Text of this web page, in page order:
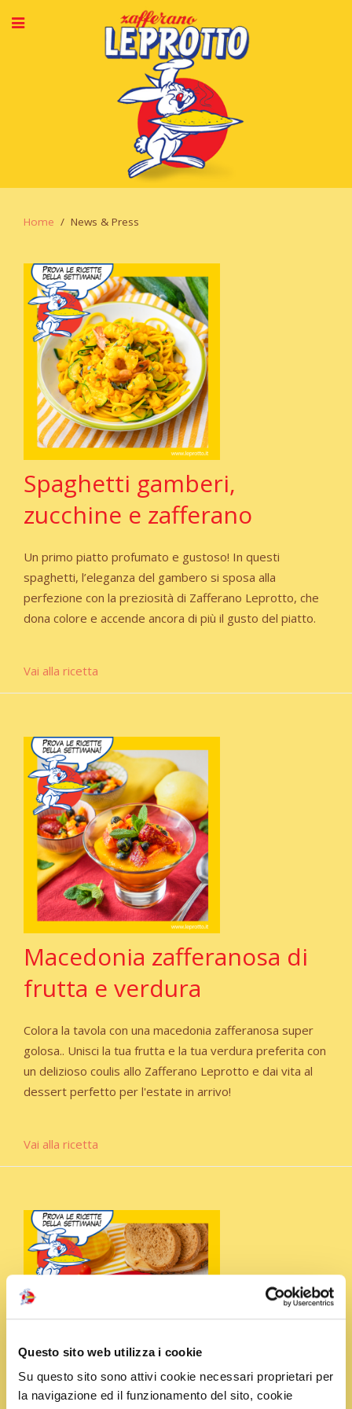
Questo sito web utilizza i cookie
Su questo sito sono attivi cookie necessari proprietari per
la navigazione ed il funzionamento del sito, cookie
Home News & Press
Spaghetti gamberi,
zucchine e zafferano
Un primo piatto profumato e gustoso! In questi
spaghetti, l’eleganza del gambero si sposa alla
perfezione con la preziosità di Zafferano Leprotto, che
dona colore e accende ancora di più il gusto del piatto.
Vai alla ricetta
Macedonia zafferanosa di
frutta e verdura
Colora la tavola con una macedonia zafferanosa super
golosa.. Unisci la tua frutta e la tua verdura preferita con
un delizioso coulis allo Zafferano Leprotto e dai vita al
dessert perfetto per l'estate in arrivo!
Vai alla ricetta